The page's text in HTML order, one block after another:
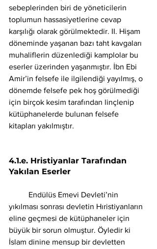
sebeplerinden biri de yöneticilerin
toplumun hassasiyetlerine cevap
karşılığı olarak görülmektedir. II. Hişam
döneminde yaşanan bazı taht kavgaları
muhaliflerin düzenlediği kamplolar bu
eserler üzerinden yaşanmıştır. İbn Ebi
Amir’in felsefe ile ilgilendiği yayılmış, o
dönemde felsefe pek hoş görülmediği
için birçok kesim tarafından linçlenip
kütüphanelerde bulunan felsefe
kitapları yakılmıştır.
4.1.e. Hristiyanlar Tarafından
Yakılan Eserler
yıkılması sonrası devletin Hıristiyanların
eline geçmesi de kütüphaneler için
büyük bir sorun olmuştur. Öyledir ki
İslam dinine mensup bir devletten